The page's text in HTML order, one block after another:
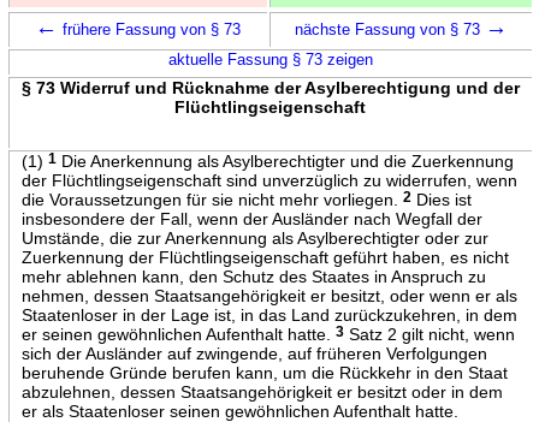
← frühere Fassung von § 73 nächste Fassung von § 73 →
aktuelle Fassung § 73 zeigen
§ 73 Widerruf und Rücknahme der Asylberechtigung und der
Flüchtlingseigenschaft
(1) 1Die Anerkennung als Asylberechtigter und die Zuerkennung
der Flüchtlingseigenschaft sind unverzüglich zu widerrufen, wenn
die Voraussetzungen für sie nicht mehr vorliegen.
2Dies ist
insbesondere der Fall, wenn der Ausländer nach Wegfall der
Umstände, die zur Anerkennung als Asylberechtigter oder zur
Zuerkennung der Flüchtlingseigenschaft geführt haben, es nicht
mehr ablehnen kann, den Schutz des Staates in Anspruch zu
nehmen, dessen Staatsangehörigkeit er besitzt, oder wenn er als
Staatenloser in der Lage ist, in das Land zurückzukehren, in dem
er seinen gewöhnlichen Aufenthalt hatte.
3Satz 2 gilt nicht, wenn
sich der Ausländer auf zwingende, auf früheren Verfolgungen
beruhende Gründe berufen kann, um die Rückkehr in den Staat
abzulehnen, dessen Staatsangehörigkeit er besitzt oder in dem
er als Staatenloser seinen gewöhnlichen Aufenthalt hatte.